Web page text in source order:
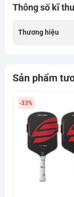
Thông số kĩ
Thương hiệu
Sản phẩm
-33%